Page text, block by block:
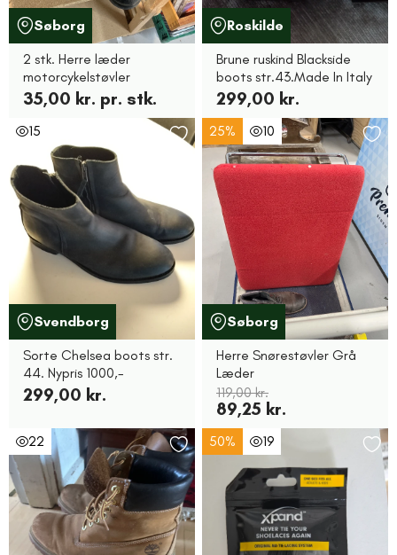
Søborg
2 stk. Herre læder
motorcykelstøvler
35,00 kr. pr. stk.
Roskilde
Brune ruskind Blackside
boots str.43.Made In Italy
299,00 kr.
15
Svendborg
Sorte Chelsea boots str.
44. Nypris 1000,-
299,00 kr.
25% 10
Søborg
Herre Snørestøvler Grå
Læder
119,00 kr.
89,25 kr.
22 50% 19